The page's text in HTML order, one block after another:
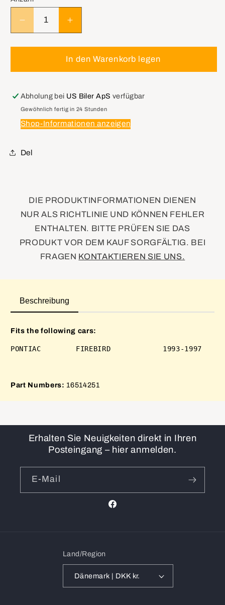
Verringere
die
Menge
GM
Lamp
Assembly,
Front
Fog
Erhöhe
die
Menge
für
GM
Lamp
Assembly,
Front
Fog
In den Warenkorb legen
Abholung bei US Biler ApS verfügbar
Gewöhnlich fertig in 24 Stunden
Shop-Informationen anzeigen
Del
DIE PRODUKTINFORMATIONEN DIENEN
NUR ALS RICHTLINIE UND KÖNNEN FEHLER
ENTHALTEN. BITTE PRÜFEN SIE DAS
PRODUKT VOR DEM KAUF SORGFÄLTIG. BEI
FRAGEN KONTAKTIEREN SIE UNS.
Beschreibung
Fits the following cars:
Part Numbers: 16514251
Erhalten Sie Neuigkeiten direkt in Ihren
Posteingang – hier anmelden.
E-Mail
Facebook
Land/Region
Dänemark | DKK kr.